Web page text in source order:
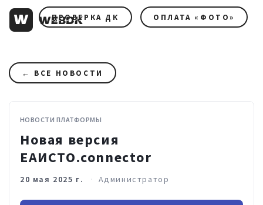
ПРОВЕРКА ДК ОПЛАТА «ФОТО»
← ВСЕ НОВОСТИ
НОВОСТИ ПЛАТФОРМЫ
Новая версия
ЕАИСТО.connector
20 мая 2025 г. Администратор